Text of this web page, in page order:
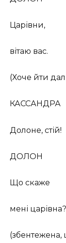
Царівни,
вітаю вас.
(Хоче йти
КАССАНДРА
Долоне, стій!
ДОЛОН
Що скаже
мені царівна?
(збентежена,